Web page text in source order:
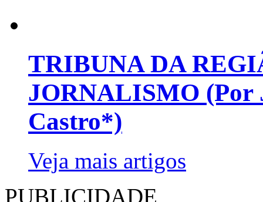
TRIBUNA DA
JORNALISMO (Por
Castro*)
Veja mais artigos
PUBLICIDADE